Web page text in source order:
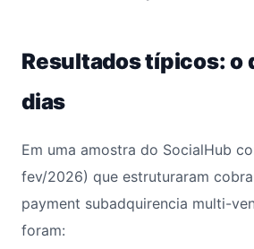
Resultados típicos: o
dias
Em uma amostra do SocialHub
fev/2026) que estruturaram
payment subadquirencia multi-
foram: